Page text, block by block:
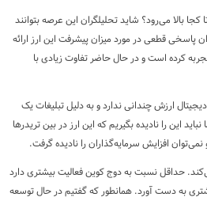
بالا می‌رود؟ شاید تحلیلگران این عرصه بتوانند
پاسخی قطعی در مورد میزان پیشرفت این ارز ارائه
کرده است و در حال حاضر تفاوت زیادی با
ارزش چندانی ندارد و به دلیل تبلیغات یک
این را نادیده بگیریم که این ارز در بین تریدرها
افزایش سرمایه‌گذاران را نادیده گرفت.
حداقل نسبت به دوج کوین فعالیت بیشتری دارد
به دست آورد. همانطور که گفتیم در حال توسعه